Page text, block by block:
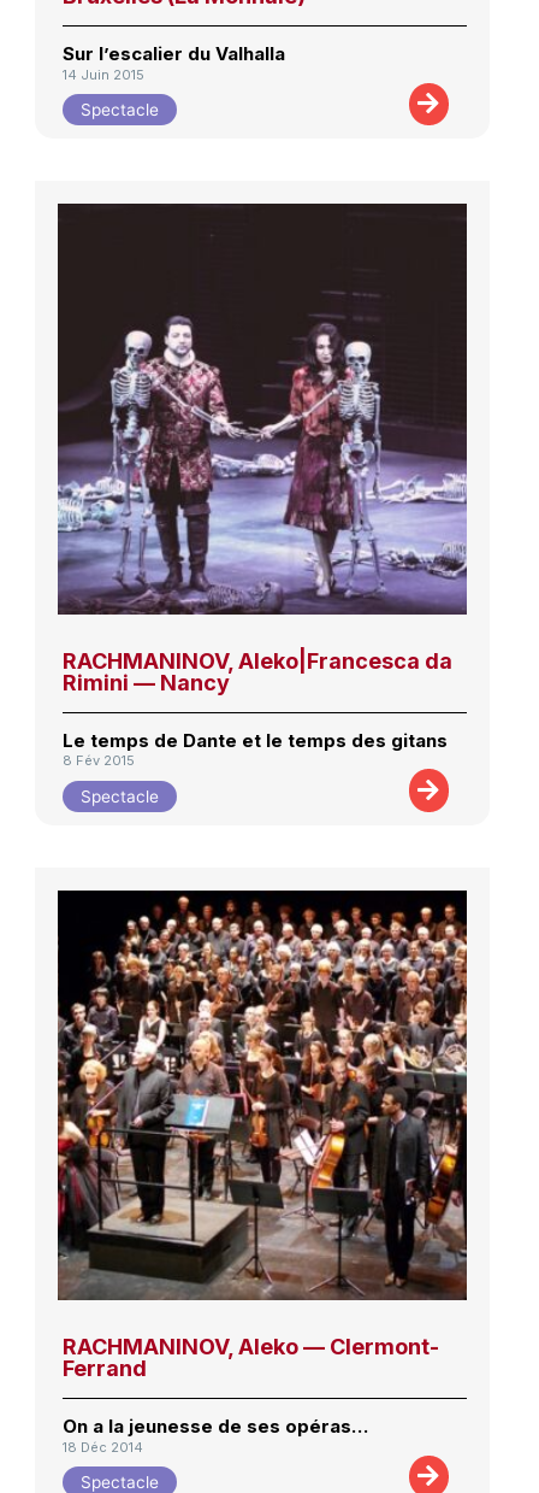
Sur l’escalier du Valhalla
14 Juin 2015
Spectacle
RACHMANINOV, Aleko|Francesca da
Rimini — Nancy
Le temps de Dante et le temps des gitans
8 Fév 2015
Spectacle
RACHMANINOV, Aleko — Clermont-
Ferrand
On a la jeunesse de ses opéras…
18 Déc 2014
Spectacle